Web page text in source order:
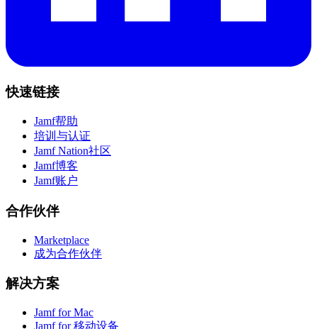
快速链接
Jamf帮助
培训与认证
Jamf Nation社区
Jamf博客
Jamf账户
合作伙伴
Marketplace
成为合作伙伴
解决方案
Jamf for Mac
Jamf for 移动设备